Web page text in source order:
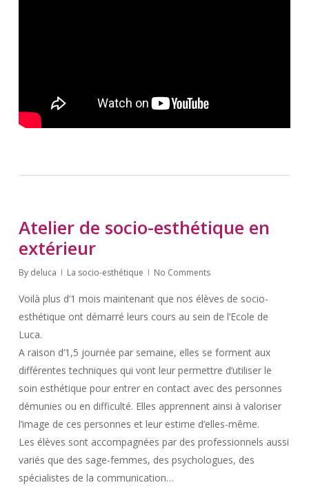
Atelier de socio-esthétique en
extérieur
By deluca La socio-esthétique No Comments
Voilà plus d’1 mois maintenant que nos élèves de socio-
esthétique ont démarré leurs cours au sein de l’Ecole de
Luca.
A raison d’1,5 journée par semaine, elles se forment aux
différentes techniques qui vont leur permettre d’utiliser le
soin esthétique pour entrer en contact avec des personnes
démunies ou en difficulté. Elles apprennent ainsi à valoriser
l’image de ces personnes et leur estime d’elles-même.
Les élèves sont accompagnées par des professionnels aussi
variés que des sage-femmes, des psychologues, des
spécialistes de la communication…